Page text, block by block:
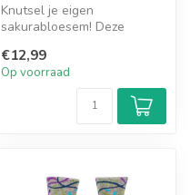
Knutsel je eigen
sakurabloesem! Deze
DIY-project vol cr...
€12,99
Op voorraad